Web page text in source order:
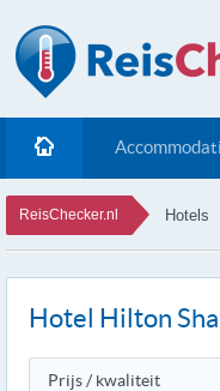
ReisChecker.nl Hotels
Hotel Hilton
Prijs / kwaliteit